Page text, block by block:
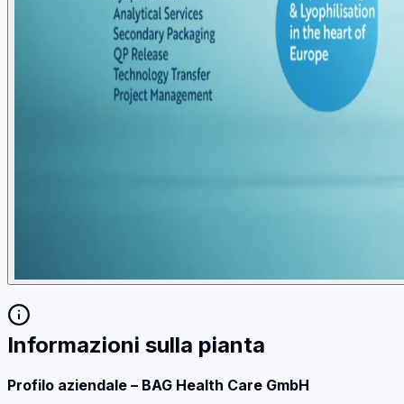
Informazioni sulla pianta
Profilo aziendale – BAG Health Care GmbH